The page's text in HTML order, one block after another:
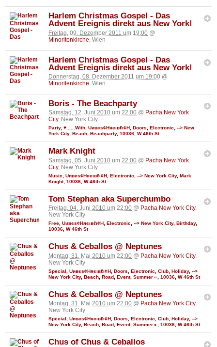
Harlem Christmas Gospel - Das
Advent Ereignis direkt aus New York!
Freitag, 09. Dezember 2011 um 19:00 @
Minoritenkirche , Wien
Harlem Christmas Gospel - Das
Advent Ereignis direkt aus New York!
Donnerstag, 08. Dezember 2011 um 19:00 @
Minoritenkirche, Wien
Boris - The Beachparty
Samstag, 12. Juni 2010 um 22:00 @ Pacha New York
City, New York City
Party, ♥......With, Uивєs¢Няєιвℓι¢Н, Doors, Electronic, --> New
York City, Beach, Beachparty, 10036, W 46th St
Mark Knight
Samstag, 05. Juni 2010 um 22:00 @ Pacha New York
City, New York City
Music Uивєs¢Няєιвℓι¢Н Electronic --> New York City, Mark
Knight, 10036 W 46th St
Tom Stephan aka Superchumbo
Freitag, 04. Juni 2010 um 22:00 @ Pacha New York City,
New York City
Free Uивєs¢Няєιвℓι¢Н Electronic --> New York City, Birthday,
10036 W 46th St
Chus & Ceballos @ Neptunes
Montag, 31. Mai 2010 um 22:00 @ Pacha New York City,
New York City
Special Uивєs¢Няєιвℓι¢Н Doors Electronic Club Holiday, -->
New York City, Beach Road Event, Summer☼ 10036 W 46th St
Chus & Ceballos @ Neptunes
Montag, 31. Mai 2010 um 22:00 @ Pacha New York City,
New York City
Special Uивєs¢Няєιвℓι¢Н Doors Electronic Club Holiday, -->
New York City, Beach Road Event, Summer☼ 10036 W 46th St
Chus of Chus & Ceballos